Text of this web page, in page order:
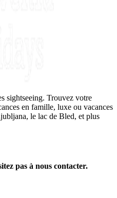
sightseeing. Trouvez votre
en famille, luxe ou vacances
le lac de Bled, et plus
pas à nous contacter.